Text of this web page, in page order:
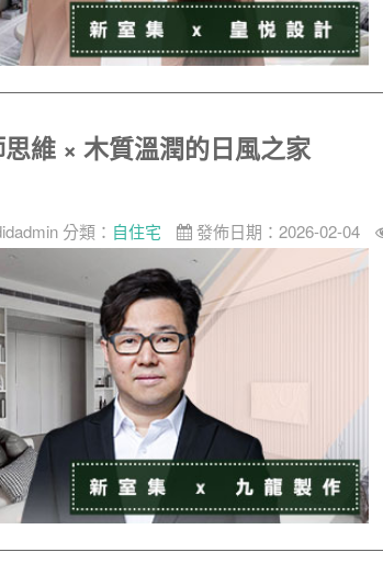
維 × 木質溫潤的日風之家
分類： 自住宅 發佈日期：2026-02-04